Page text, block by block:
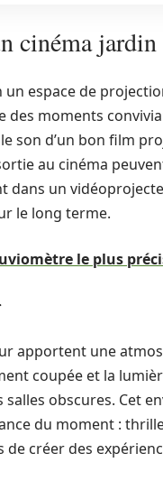
cinéma
espace de
des moments
son d’un bon film
au cinéma
dans un
le long terme.
le plus
apportent une
coupée et la
salles obscures.
du moment :
de créer des